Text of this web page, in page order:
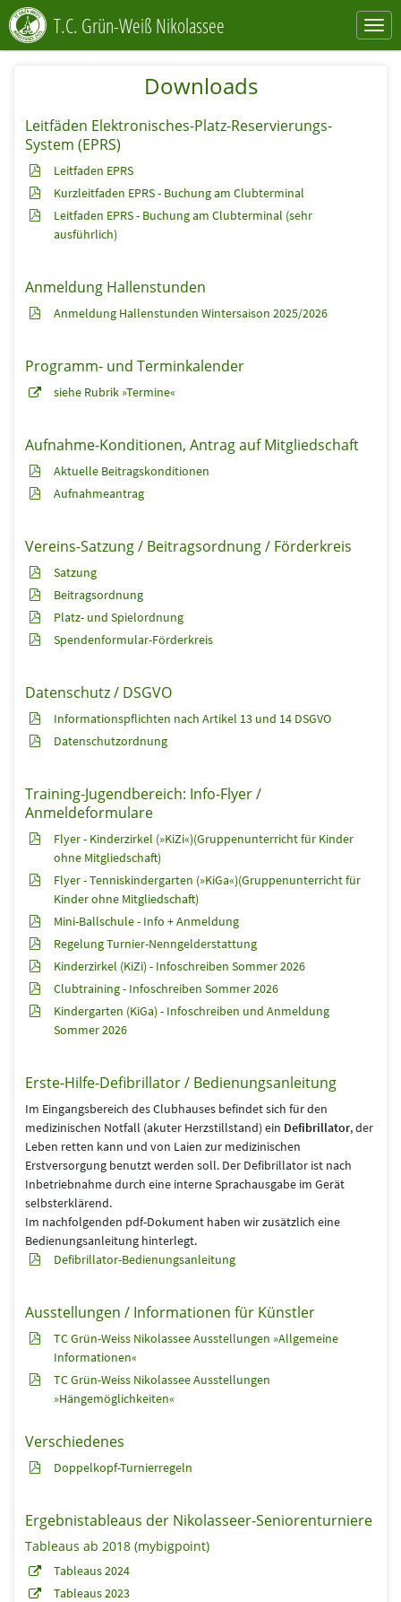
T.C. Grün-Weiß Nikolassee
Downloads
Leitfäden Elektronisches-Platz-Reservierungs-
System (EPRS)
Leitfaden EPRS
Kurzleitfaden EPRS - Buchung am Clubterminal
Leitfaden EPRS - Buchung am Clubterminal (sehr
ausführlich)
Anmeldung Hallenstunden
Anmeldung Hallenstunden Wintersaison 2025/2026
Programm- und Terminkalender
siehe Rubrik »Termine«
Aufnahme-Konditionen, Antrag auf Mitgliedschaft
Aktuelle Beitragskonditionen
Aufnahmeantrag
Vereins-Satzung / Beitragsordnung / Förderkreis
Satzung
Beitragsordnung
Platz- und Spielordnung
Spendenformular-Förderkreis
Datenschutz / DSGVO
Informationspflichten nach Artikel 13 und 14 DSGVO
Datenschutzordnung
Training-Jugendbereich: Info-Flyer /
Anmeldeformulare
Flyer - Kinderzirkel (»KiZi«)(Gruppenunterricht für Kinder
ohne Mitgliedschaft)
Flyer - Tenniskindergarten (»KiGa«)(Gruppenunterricht für
Kinder ohne Mitgliedschaft)
Mini-Ballschule - Info + Anmeldung
Regelung Turnier-Nenngelderstattung
Kinderzirkel (KiZi) - Infoschreiben Sommer 2026
Clubtraining - Infoschreiben Sommer 2026
Kindergarten (KiGa) - Infoschreiben und Anmeldung
Sommer 2026
Erste-Hilfe-Defibrillator / Bedienungsanleitung
Im Eingangsbereich des Clubhauses befindet sich für den
medizinischen Notfall (akuter Herzstillstand) ein Defibrillator, der
Leben retten kann und von Laien zur medizinischen
Erstversorgung benutzt werden soll. Der Defibrillator ist nach
Inbetriebnahme durch eine interne Sprachausgabe im Gerät
selbsterklärend.
Im nachfolgenden pdf-Dokument haben wir zusätzlich eine
Bedienungsanleitung hinterlegt.
Defibrillator-Bedienungsanleitung
Ausstellungen / Informationen für Künstler
TC Grün-Weiss Nikolassee Ausstellungen »Allgemeine
Informationen«
TC Grün-Weiss Nikolassee Ausstellungen
»Hängemöglichkeiten«
Verschiedenes
Doppelkopf-Turnierregeln
Ergebnistableaus der Nikolasseer-Seniorenturniere
Tableaus ab 2018 (mybigpoint)
Tableaus 2024
Tableaus 2023